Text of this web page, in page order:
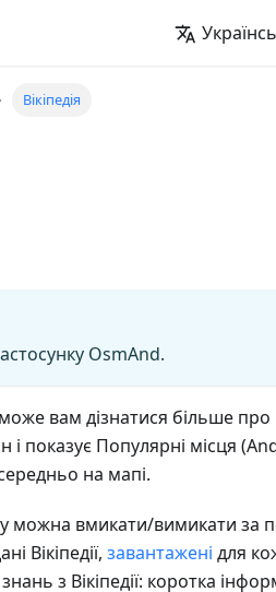
Вікіпедія
OsmAnd.
вам дізнатися більше про
показує Популярні місця
на мапі.
можна вмикати/вимикати за
Вікіпедії, завантажені для
з Вікіпедії: коротка